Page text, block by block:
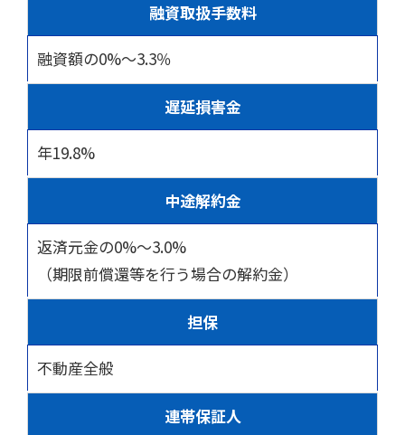
融資取扱手数料
融資額の0%～3.3％
遅延損害金
年19.8%
中途解約金
返済元金の0%～3.0%
（期限前償還等を行う場合の解約金）
担保
不動産全般
連帯保証人